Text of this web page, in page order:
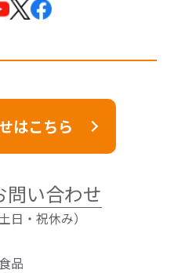
はこちら
問い合わせ
日・祝休み）
品